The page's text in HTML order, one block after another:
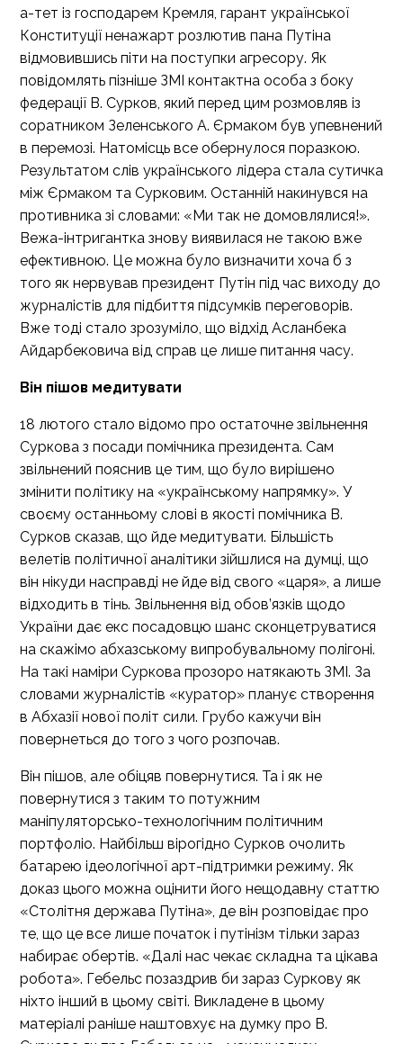
а-тет із господарем Кремля, гарант української
Конституції ненажарт розлютив пана Путіна
відмовившись піти на поступки агресору. Як
повідомлять пізніше ЗМІ контактна особа з боку
федерації В. Сурков, який перед цим розмовляв із
соратником Зеленського А. Єрмаком був упевнений
в перемозі. Натомісць все обернулося поразкою.
Результатом слів українського лідера стала сутичка
між Єрмаком та Сурковим. Останній накинувся на
противника зі словами: «Ми так не домовлялися!».
Вежа-інтригантка знову виявилася не такою вже
ефективною. Це можна було визначити хоча б з
того як нервував президент Путін під час виходу до
журналістів для підбиття підсумків переговорів.
Вже тоді стало зрозуміло, що відхід Асланбека
Айдарбековича від справ це лише питання часу.
Він пішов медитувати
18 лютого стало відомо про остаточне звільнення
Суркова з посади помічника президента. Сам
звільнений пояснив це тим, що було вирішено
змінити політику на «українському напрямку». У
своєму останньому слові в якості помічника В.
Сурков сказав, що йде медитувати. Більшість
велетів політичної аналітики зійшлися на думці, що
він нікуди насправді не йде від свого «царя», а лише
відходить в тінь. Звільнення від обов’язків щодо
України дає екс посадовцю шанс сконцетруватися
на скажімо абхазському випробувальному полігоні.
На такі наміри Суркова прозоро натякають ЗМІ. За
словами журналістів «куратор» планує створення
в Абхазії нової політ сили. Грубо кажучи він
повернеться до того з чого розпочав.
Він пішов, але обіцяв повернутися. Та і як не
повернутися з таким то потужним
маніпуляторсько-технологічним політичним
портфоліо. Найбільш вірогідно Сурков очолить
батарею ідеологічної арт-підтримки режиму. Як
доказ цього можна оцінити його нещодавну статтю
«Столітня держава Путіна», де він розповідає про
те, що це все лише початок і путінізм тільки зараз
набирає обертів. «Далі нас чекає складна та цікава
робота». Гебельс позаздрив би зараз Суркову як
ніхто інший в цьому світі. Викладене в цьому
матеріалі раніше наштовхує на думку про В.